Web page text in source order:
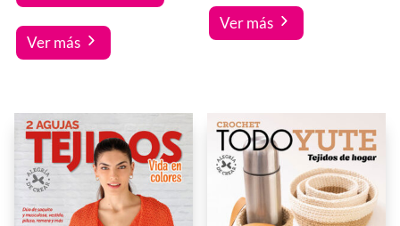
Ver más
Ver más